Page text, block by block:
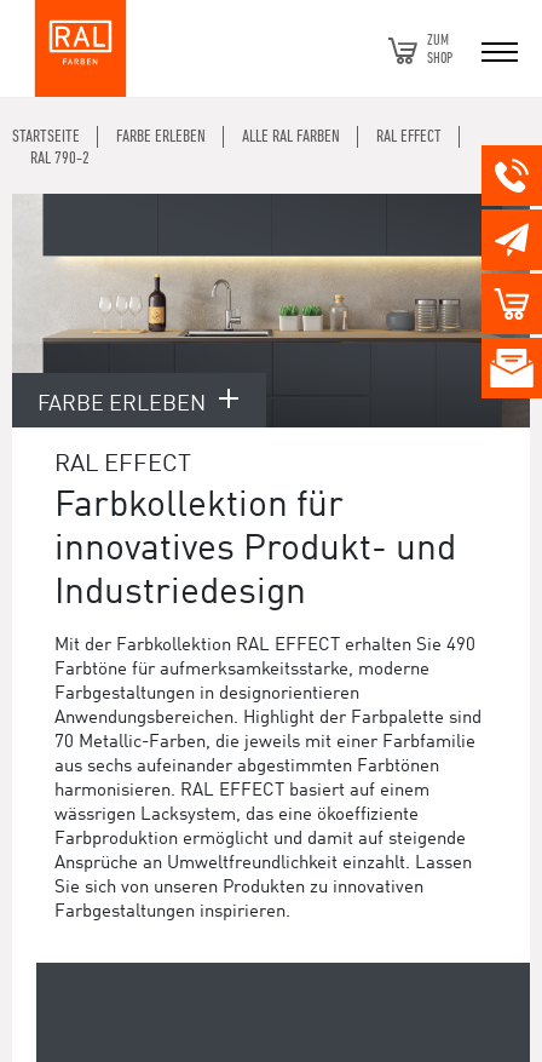
ZUM
SHOP
STARTSEITE FARBE ERLEBEN ALLE RAL FARBEN
RAL EFFECT
RAL 790-2
FARBE ERLEBEN
RAL EFFECT
Farbkollektion für
innovatives Produkt- und
Industriedesign
Mit der Farbkollektion RAL EFFECT erhalten Sie 490
Farbtöne für aufmerksamkeitsstarke, moderne
Farbgestaltungen in designorientieren
Anwendungsbereichen. Highlight der Farbpalette sind
70 Metallic-Farben, die jeweils mit einer Farbfamilie
aus sechs aufeinander abgestimmten Farbtönen
harmonisieren. RAL EFFECT basiert auf einem
wässrigen Lacksystem, das eine ökoeffiziente
Farbproduktion ermöglicht und damit auf steigende
Ansprüche an Umweltfreundlichkeit einzahlt. Lassen
Sie sich von unseren Produkten zu innovativen
Farbgestaltungen inspirieren.